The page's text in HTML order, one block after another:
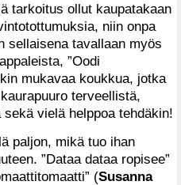
tarkoitus ollut kaupatakaan
niin onpa
sellaisena tavallaan myös
”Oodi
mukavaa koukkua, jotka
terveellistä,
vielä helppoa tehdäkin!
paljon, mikä tuo ihan
”Dataa dataa ropisee”
(Susanna